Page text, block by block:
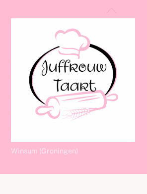
Winsum (Groningen)
To